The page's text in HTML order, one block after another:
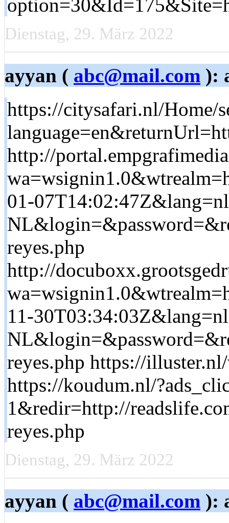
Dienstag, 29. März 2022
ayyan ( abc@mail.com ):
https://citysafari.nl/Home/
http://
01-
reyes.php
http://
11-
reyes.php https://
https://koudum.nl/
1&redir=http://
reyes.php
Dienstag, 29. März 2022
ayyan ( abc@mail.com ):